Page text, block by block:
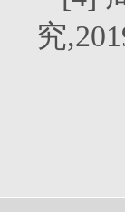
究